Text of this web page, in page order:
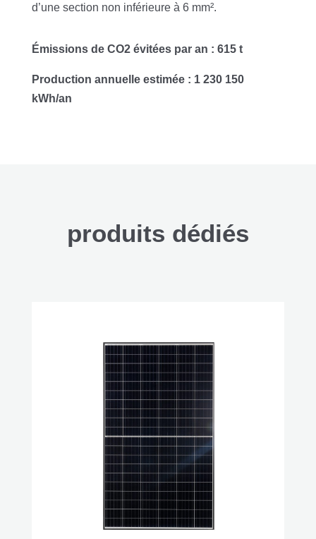
d’une section non inférieure à 6 mm².
Émissions de CO2 évitées par an : 615 t
Production annuelle estimée : 1 230 150
kWh/an
produits dédiés